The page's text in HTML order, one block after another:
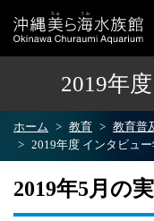
2019年
ホーム 教育 教育普
2019年度 インタビュ
2019年5月の